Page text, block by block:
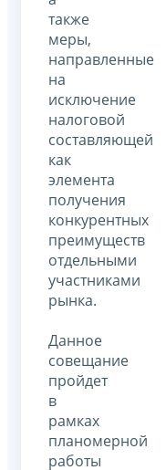
также
меры,
направленные
на
исключение
налоговой
составляющей
как
элемента
получения
конкурентных
преимуществ
отдельными
участниками
рынка.
Данное
совещание
пройдет
в
рамках
планомерной
работы